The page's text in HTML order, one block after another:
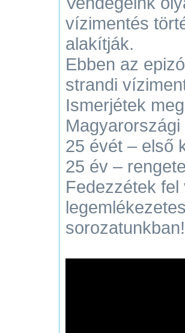
vízimentés
alakítják.
Ebben az
strandi
Ismerjétek
25 évét – első
25 év –
Fedezzétek
sorozatunkban!